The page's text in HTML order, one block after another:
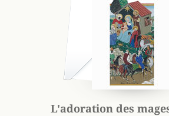
L'adoration des